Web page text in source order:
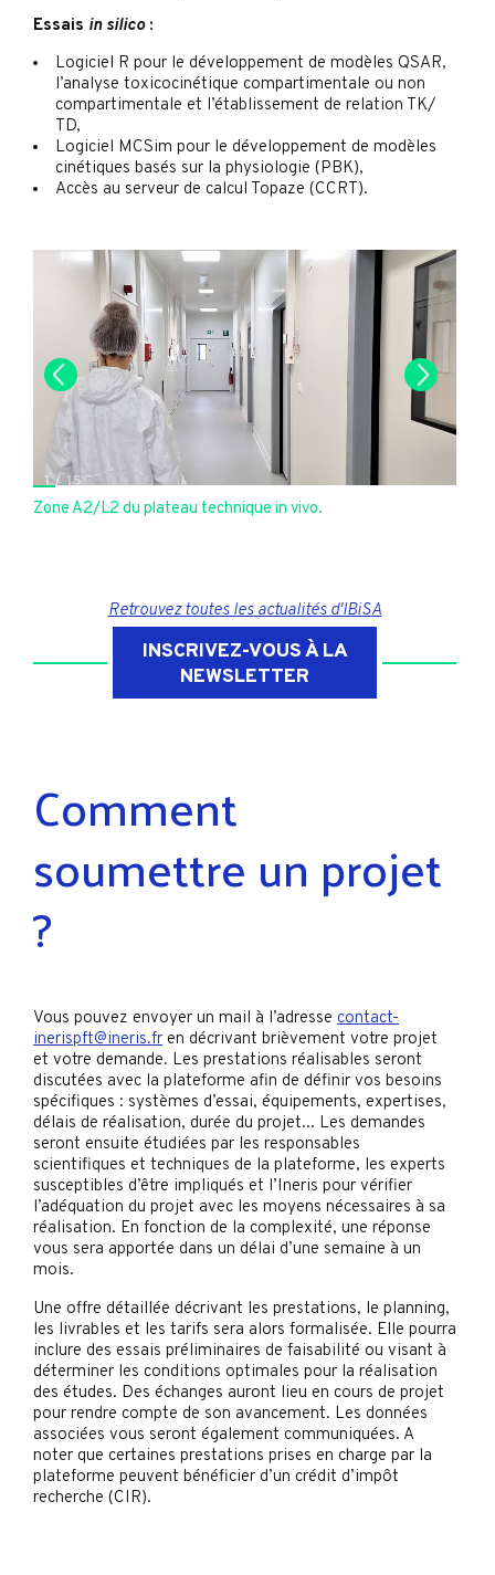
Essais in silico:
Logiciel R pour le développement de modèles QSAR,
l’analyse toxicocinétique compartimentale ou non
compartimentale et l’établissement de relation TK/
TD,
Logiciel MCSim pour le développement de modèles
cinétiques basés sur la physiologie (PBK),
Accès au serveur de calcul Topaze (CCRT).
1/15
Zone A2/L2 du plateau technique in vivo.
Retrouvez toutes les actualités d'IBiSA
INSCRIVEZ-VOUS À LA
NEWSLETTER
Comment
soumettre un projet
?
Vous pouvez envoyer un mail à l’adresse contact-
inerispft@ineris.fr en décrivant brièvement votre projet
et votre demande. Les prestations réalisables seront
discutées avec la plateforme afin de définir vos besoins
spécifiques : systèmes d’essai, équipements, expertises,
délais de réalisation, durée du projet... Les demandes
seront ensuite étudiées par les responsables
scientifiques et techniques de la plateforme, les experts
susceptibles d’être impliqués et l’Ineris pour vérifier
l’adéquation du projet avec les moyens nécessaires à sa
réalisation. En fonction de la complexité, une réponse
vous sera apportée dans un délai d’une semaine à un
mois.
Une offre détaillée décrivant les prestations, le planning,
les livrables et les tarifs sera alors formalisée. Elle pourra
inclure des essais préliminaires de faisabilité ou visant à
déterminer les conditions optimales pour la réalisation
des études. Des échanges auront lieu en cours de projet
pour rendre compte de son avancement. Les données
associées vous seront également communiquées. A
noter que certaines prestations prises en charge par la
plateforme peuvent bénéficier d’un crédit d’impôt
recherche (CIR).